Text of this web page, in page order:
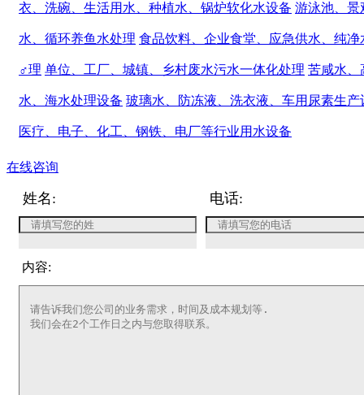
衣、洗碗、生活用水、种植水、锅炉软化水设备 游泳池、景
水、循环养鱼水处理 食品饮料、企业食堂、应急供水、纯净
♂理 单位、工厂、城镇、乡村废水污水一体化处理 苦咸水、
水、海水处理设备 玻璃水、防冻液、洗衣液、车用尿素生产
医疗、电子、化工、钢铁、电厂等行业用水设备
在线咨询
姓名: 电话:
内容: